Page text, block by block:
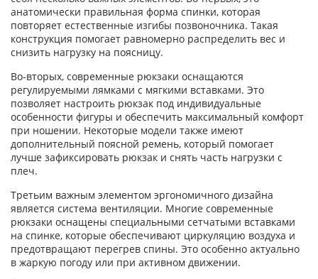
анатомически правильная форма спинки, которая
повторяет естественные изгибы позвоночника. Такая
конструкция помогает равномерно распределить вес и
снизить нагрузку на поясницу.
Во-вторых, современные рюкзаки оснащаются
регулируемыми лямками с мягкими вставками. Это
позволяет настроить рюкзак под индивидуальные
особенности фигуры и обеспечить максимальный комфорт
при ношении. Некоторые модели также имеют
дополнительный поясной ремень, который помогает
лучше зафиксировать рюкзак и снять часть нагрузки с
плеч.
Третьим важным элементом эргономичного дизайна
является система вентиляции. Многие современные
рюкзаки оснащены специальными сетчатыми вставками
на спинке, которые обеспечивают циркуляцию воздуха и
предотвращают перегрев спины. Это особенно актуально
в жаркую погоду или при активном движении.